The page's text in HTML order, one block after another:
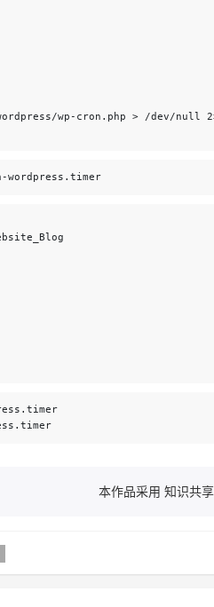
wp-cron.php > /dev/null
wordpress.timer
本作品采用 知识共